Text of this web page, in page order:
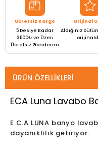
Ücretsiz Kargo
5 Desiye Kadar
3500₺ ve Üzeri
Ücretsiz Gönderim
Orijinal
Aldığınız
ÜRÜN ÖZELLIKLERI
ECA Luna Lavabo
E.C.A LUNA banyo
dayanıklılık getiriyor.